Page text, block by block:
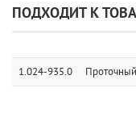
ПОДХОДИТ К
1.024-935.0